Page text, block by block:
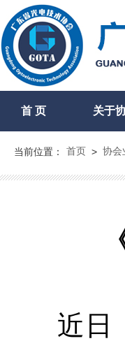
首 页 关于
当前位置： 首页 > 协会
近日